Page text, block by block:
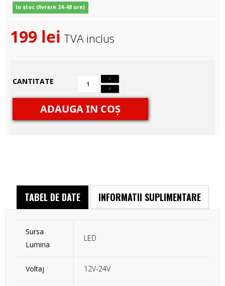
In stoc (livrare 24-48 ore)
199 lei TVA inclus
CANTITATE
ADAUGA IN COŞ
TABEL DE DATE INFORMATII SUPLIMENTARE
Sursa
Lumina
LED
Voltaj 12V-24V